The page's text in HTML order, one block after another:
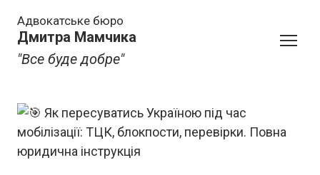
Адвокатське бюро
Дмитра Мамчика
"Все буде добре"